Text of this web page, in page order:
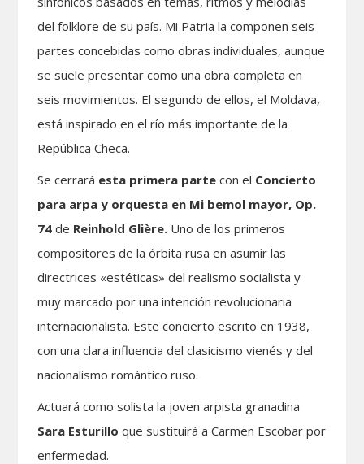
del folklore de su país. Mi Patria la componen seis
partes concebidas como obras individuales, aunque
se suele presentar como una obra completa en
seis movimientos. El segundo de ellos, el Moldava,
está inspirado en el río más importante de la
República Checa.
Se cerrará esta primera parte con el Concierto
para arpa y orquesta en Mi bemol mayor, Op.
74de Reinhold Glière. Uno de los primeros
compositores de la órbita rusa en asumir las
directrices «estéticas» del realismo socialista y
muy marcado por una intención revolucionaria
internacionalista. Este concierto escrito en 1938,
con una clara influencia del clasicismo vienés y del
nacionalismo romántico ruso.
Actuará como solista la joven arpista granadina
Sara Esturilloque sustituirá a Carmen Escobar por
enfermedad.